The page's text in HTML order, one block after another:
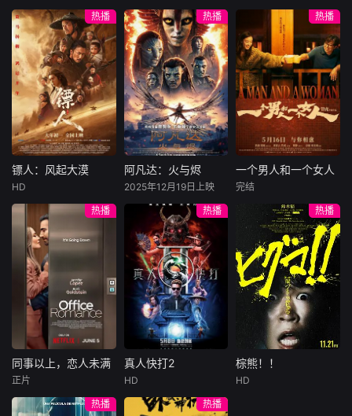
派担当与家国大义
相互交织。九门众
人用热血和牺牲，
守护家园，共渡难
关。
他的笑容与温柔
林柏叡
民国的上海滩，身
怀绝技的孤女画师
许雁真，意外与身
陷危局的融汇银行
总账姜心羽产生交
集。姜心羽遭人陷
害，只得与许雁真
结盟，彼时银行欲
将国宝名画低价卖
给外国人，许雁真
仿造名画、偷天换
日。几经波折，两
人联手在各方势力
的夹缝间巧妙周
旋，共历险阻，破
解重重困境。
尼可拉斯·博朗
尼古拉斯·加利齐纳
牧羊人乔治
（休·杰克曼饰）最
爱给羊群读侦探小
说，没想到自己有
一天会离奇死亡。
他留下的3000万
巨额遗产，让每个
人貌似都有犯罪动
机。警察毫无头绪
“不务正业”迈出牧
场，追查牧羊人“躺
平
李蔓瑄
穷途末路的天才少
年刘全龙（彭昱畅
饰），被偏执富家
公子陈伦（丁禹兮
饰）选中，被迫踏
入一场为他量身打
造的“换命游戏”。
豪华别墅、名车名
表、神秘女友全部
备齐，在陈伦的精
瞬间拥有顶配人
生。
热播
镖人：风起大漠
于适
大漠之上，镖人、
官府、西域五大家
族等多方势力盘根
错节、暗潮涌动。
“天字第二号逃犯”
刀马接下特殊押镖
任务，和同伴一起
从西域护镖远赴长
安。不料，他们的
护送对象竟是“天字
郎……天下熙熙皆
镖人：风起大漠
HD
热播
阿凡达：火与烬
佐伊·索尔达娜
西格妮·韦弗
影片聚焦杰克·萨利
与奈蒂莉一家的命
运起伏，在前作的
情感余波之上，深
刻描绘一个家族在
战火中如何成长、
并共同守护血脉相
连的情感纽带的历
程，从而将故事推
维度。此外，潘多
阿凡达：火与烬
2025年12月19日上映
热播
一个男人和一个女人
周汉宁
男人（黄渤
饰）和女人（倪妮
饰）飞机同时落
地，入住同一家酒
店，成为一墙之隔
的邻居。不够隔音
的房间暴露了男人
和女人因生活暂停
陷入的困境，健
康、家庭、婚姻、
一个男人和一个女人
完结
热播
同事以上，恋人未满
布雷特·戈德斯坦
同事以上，恋人未满
正片
热播
真人快打2
阿德莱恩·鲁道夫
真人快打2
HD
热播
棕熊！！
棕熊！！
HD
热播
热播